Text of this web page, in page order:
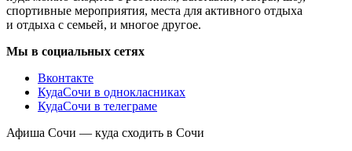
спортивные мероприятия, места для активного отдыха
и отдыха с семьей, и многое другое.
Мы в социальных сетях
Вконтакте
КудаСочи в однокласниках
КудаСочи в телеграме
Афиша Сочи — куда сходить в Сочи